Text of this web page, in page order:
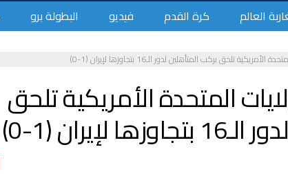
العالم كرة القدم فيديو البطولة برو
تلحق بركب المتأهلين لدور الـ16 بتجاوزها لإيران (1-0)
المتحدة الأمريكية تلحق
(1-0)